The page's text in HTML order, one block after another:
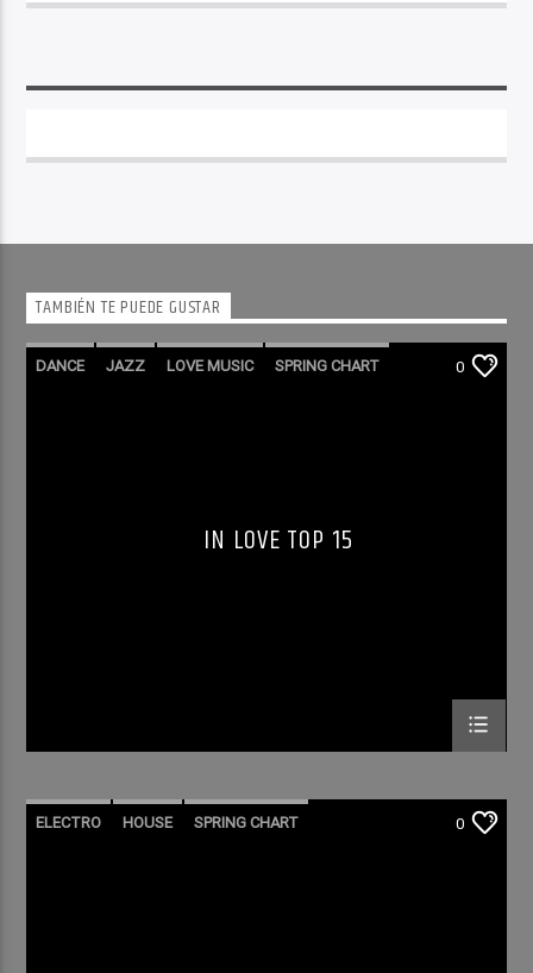
TAMBIÉN TE PUEDE GUSTAR
DANCE JAZZ LOVE MUSIC SPRING CHART 0
IN LOVE TOP 15
ELECTRO HOUSE SPRING CHART 0